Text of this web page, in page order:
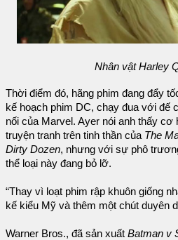
Nhân vật Harley
Thời điểm đó, hãng phim đang đẩy
kế hoạch phim DC, chạy đua với đế
nối của Marvel. Ayer nói anh thấy cơ
truyện tranh trên tinh thần của The
Dirty Dozen, nhưng với sự phô
thể loại này đang bỏ lỡ.
“Thay vì loạt phim rập khuôn giống
kế kiểu Mỹ và thêm một chút duyên
Warner Bros., đã sản xuất Batman v